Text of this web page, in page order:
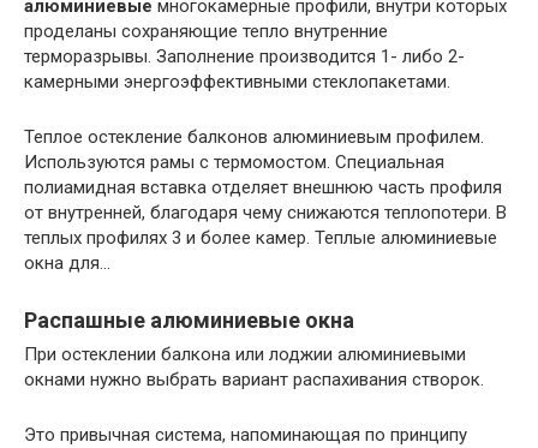
алюминиевые многокамерные профили, внутри которых
проделаны сохраняющие тепло внутренние
терморазрывы. Заполнение производится 1- либо 2-
камерными энергоэффективными стеклопакетами.
Теплое остекление балконов алюминиевым профилем.
Используются рамы с термомостом. Специальная
полиамидная вставка отделяет внешнюю часть профиля
от внутренней, благодаря чему снижаются теплопотери. В
теплых профилях 3 и более камер. Теплые алюминиевые
окна для…
Распашные алюминиевые окна
При остеклении балкона или лоджии алюминиевыми
окнами нужно выбрать вариант распахивания створок.
Это привычная система, напоминающая по принципу